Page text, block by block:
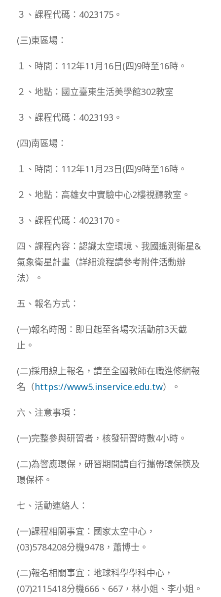
３、課程代碼：4023175。
(三)東區場：
１、時間：112年11月16日(四)9時至16時。
２、地點：國立臺東生活美學館302教室
３、課程代碼：4023193。
(四)南區場：
１、時間：112年11月23日(四)9時至16時。
２、地點：高雄女中實驗中心2樓視聽教室。
３、課程代碼：4023170。
四、課程內容：認識太空環境、我國遙測衛星&
氣象衛星計畫（詳細流程請參考附件活動辦
法）。
五、報名方式：
(一)報名時間：即日起至各場次活動前3天截
止。
(二)採用線上報名，請至全國教師在職進修網報
名（https://www5.inservice.edu.tw）。
六、注意事項：
(一)完整參與研習者，核發研習時數4小時。
(二)為響應環保，研習期間請自行攜帶環保筷及
環保杯。
七、活動連絡人：
(一)課程相關事宜：國家太空中心，
(03)5784208分機9478，蕭博士。
(二)報名相關事宜：地球科學學科中心，
(07)2115418分機666、667，林小姐、李小姐。